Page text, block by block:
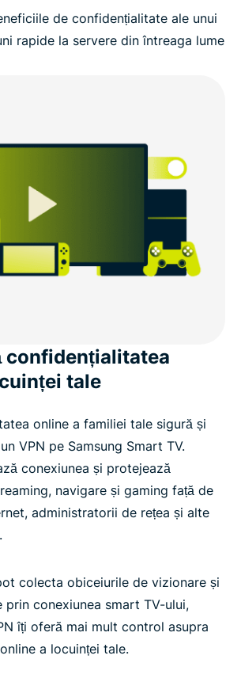
VPN pentru Samsung Smart TV
pentru Samsung Smart
TV
de confidențialitate ale unui
rapide la servere din întreaga lume
confidențialitatea
tale
online a familiei tale sigură și
VPN pe Samsung Smart TV.
conexiunea și protejează
navigare și gaming față de
administratorii de rețea și alte
colecta obiceiurile de vizionare și
prin conexiunea smart TV-ului,
îți oferă mai mult control asupra
a locuinței tale.